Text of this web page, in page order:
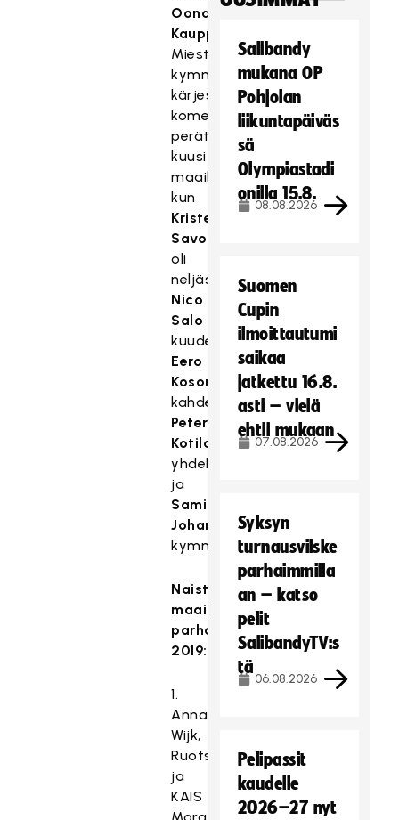
Oona
Kauppi
Miesten
kymmenen
kärjessä
komeili
peräti
kuusi
maailmanmestaria,
kun
Krister
Savonen
oli
neljäs,
Nico
Salo
kuudes,
Eero
Kosonen
kahdeksas,
Peter
Kotilainen
yhdeksäs
ja
Sami
Johansson
kymmenes.
Naisten
maailman
parhaat
2019:
1.
Anna
Wijk,
Ruotsi
ja
KAIS
Salibandy
mukana OP
Pohjolan
liikuntapäiväs
sä
Olympiastadi
onilla 15.8.
08.08.2026
Suomen
Cupin
ilmoittautumi
saikaa
jatkettu 16.8.
asti – vielä
ehtii mukaan
07.08.2026
Syksyn
turnausvilske
parhaimmilla
an – katso
pelit
SalibandyTV:s
tä
06.08.2026
Pelipassit
kaudelle
2026–27 nyt